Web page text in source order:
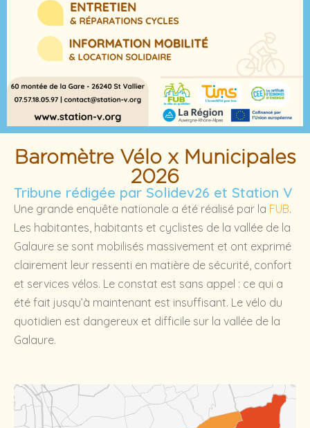
Baromètre Vélo x Municipales
2026
Tribune rédigée par Solidev26 et Station V
Une grande enquête nationale a été réalisé par la FUB.
Les habitantes, habitants et cyclistes de la vallée de la
Galaure se sont mobilisés massivement et ont exprimé
clairement leur ressenti en matière de sécurité, confort
et services vélos. Le constat est sans appel : ce qui a
été fait jusqu’à maintenant est insuffisant. Le vélo du
quotidien est dangereux et difficile sur la vallée de la
Galaure.